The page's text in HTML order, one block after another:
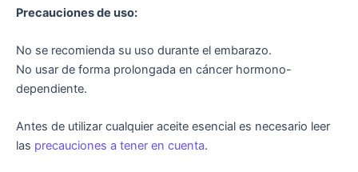
Precauciones de uso:
No se recomienda su uso durante el embarazo.
No usar de forma prolongada en cáncer hormono-
dependiente.
Antes de utilizar cualquier aceite esencial es necesario leer
las precauciones a tener en cuenta.